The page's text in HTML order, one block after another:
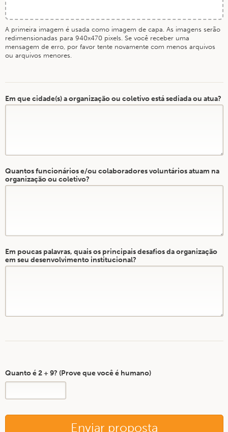
A primeira imagem é usada como imagem de capa. As imagens serão
redimensionadas para 940x470 pixels. Se você receber uma
mensagem de erro, por favor tente novamente com menos arquivos
ou arquivos menores.
Em que cidade(s) a organização ou coletivo está sediada ou atua?
Quantos funcionários e/ou colaboradores voluntários atuam na
organização ou coletivo?
Em poucas palavras, quais os principais desafios da organização
em seu desenvolvimento institucional?
Quanto é 2 + 9? (Prove que você é humano)